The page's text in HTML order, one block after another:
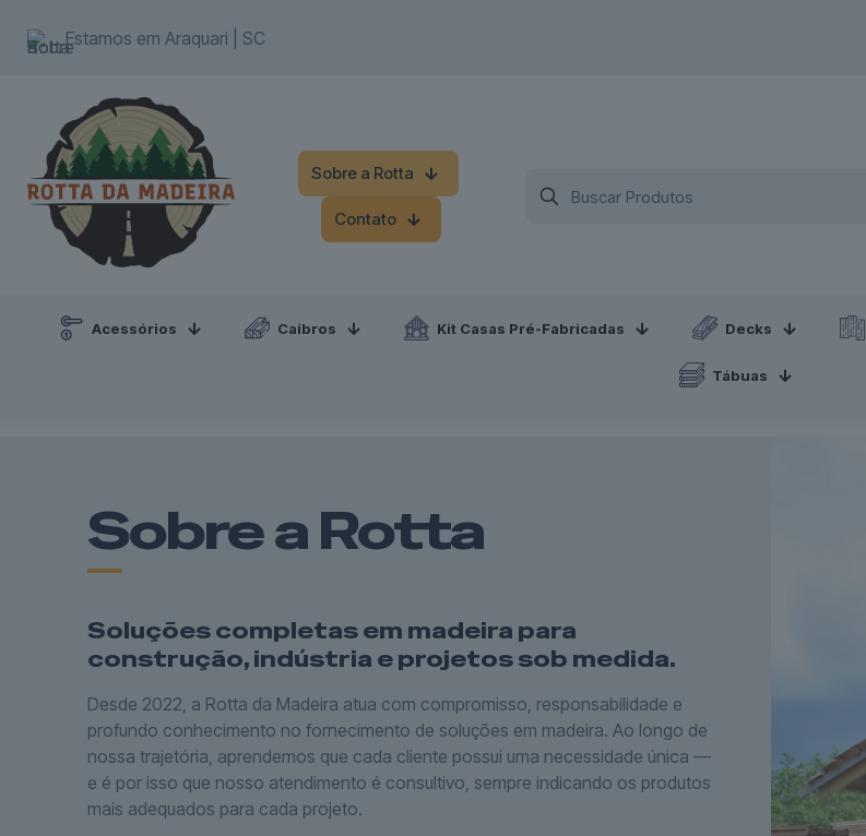
Estamos em Araquari | SC
Sobre a Rotta
Contato
Acessórios Caibros Kit Casas Pré-Fabricadas Decks
Tábuas
Sobre a Rotta
Soluções completas em madeira para
construção, indústria e projetos sob medida.
Desde 2022, a Rotta da Madeira atua com compromisso, responsabilidade e
profundo conhecimento no fornecimento de soluções em madeira. Ao longo de
nossa trajetória, aprendemos que cada cliente possui uma necessidade única —
e é por isso que nosso atendimento é consultivo, sempre indicando os produtos
mais adequados para cada projeto.